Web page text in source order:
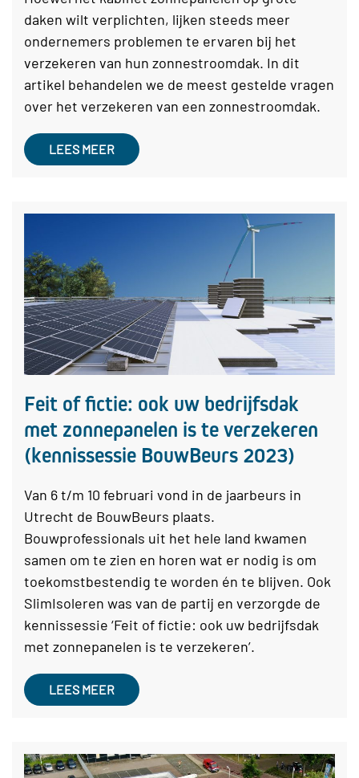
daken wilt verplichten, lijken steeds meer
ondernemers problemen te ervaren bij het
verzekeren van hun zonnestroomdak. In dit
artikel behandelen we de meest gestelde vragen
over het verzekeren van een zonnestroomdak.
LEES MEER
Feit of fictie: ook uw bedrijfsdak
met zonnepanelen is te verzekeren
(kennissessie BouwBeurs 2023)
Van 6 t/m 10 februari vond in de jaarbeurs in
Utrecht de BouwBeurs plaats.
Bouwprofessionals uit het hele land kwamen
samen om te zien en horen wat er nodig is om
toekomstbestendig te worden én te blijven. Ook
SlimIsoleren was van de partij en verzorgde de
kennissessie ‘Feit of fictie: ook uw bedrijfsdak
met zonnepanelen is te verzekeren’.
LEES MEER